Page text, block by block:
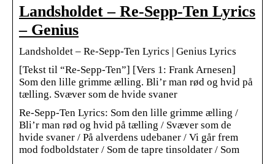
Landsholdet – Re-Sepp-Ten Lyrics
– Genius
Landsholdet – Re-Sepp-Ten Lyrics | Genius Lyrics
[Tekst til “Re-Sepp-Ten”] [Vers 1: Frank Arnesen]
Som den lille grimme ælling. Bli’r man rød og hvid på
tælling. Svæver som de hvide svaner
Re-Sepp-Ten Lyrics: Som den lille grimme ælling /
Bli’r man rød og hvid på tælling / Svæver som de
hvide svaner / På alverdens udebaner / Vi går frem
mod fodboldstater / Som de tapre tinsoldater / Som